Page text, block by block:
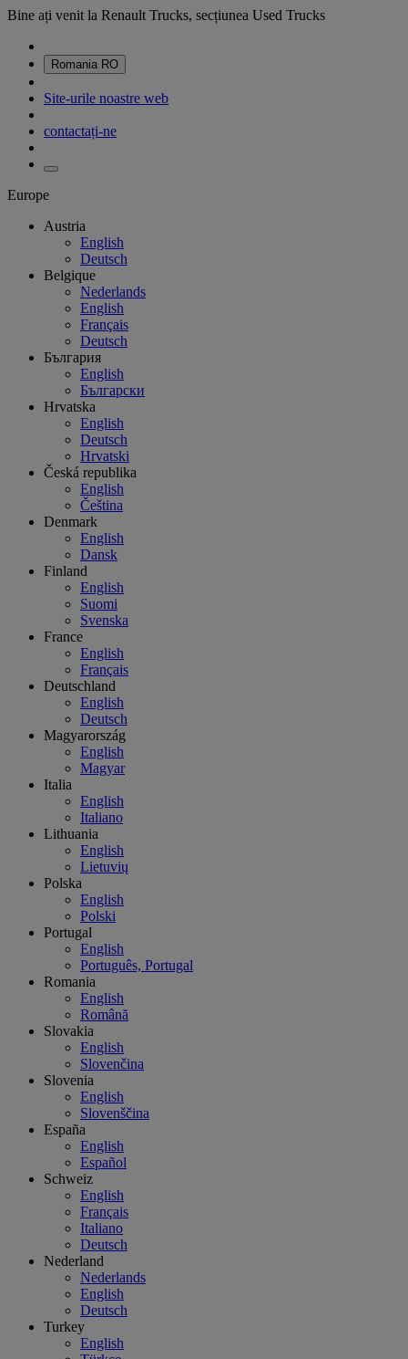
Bine ați venit la Renault Trucks, secțiunea Used Trucks
Romania RO
Site-urile noastre web
contactați-ne
Europe
Austria
English
Deutsch
Belgique
Nederlands
English
Français
Deutsch
България
English
Български
Hrvatska
English
Deutsch
Hrvatski
Česká republika
English
Čeština
Denmark
English
Dansk
Finland
English
Suomi
Svenska
France
English
Français
Deutschland
English
Deutsch
Magyarország
English
Magyar
Italia
English
Italiano
Lithuania
English
Lietuvių
Polska
English
Polski
Portugal
English
Português, Portugal
Romania
English
Română
Slovakia
English
Slovenčina
Slovenia
English
Slovenščina
España
English
Español
Schweiz
English
Français
Italiano
Deutsch
Nederland
Nederlands
English
Deutsch
Turkey
English